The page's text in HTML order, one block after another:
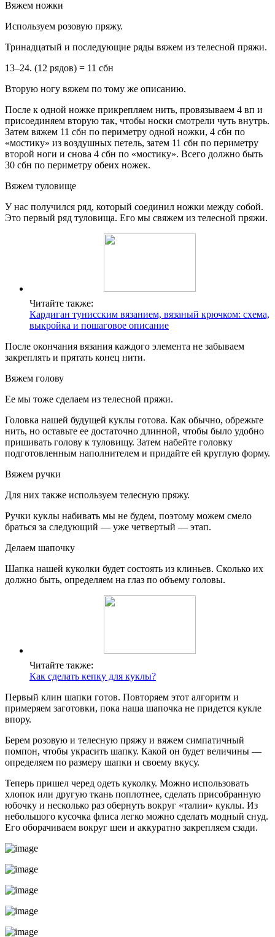
Вяжем ножки
Используем розовую пряжу.
Тринадцатый и последующие ряды вяжем из телесной пряжи.
13–24. (12 рядов) = 11 сбн
Вторую ногу вяжем по тому же описанию.
После к одной ножке прикрепляем нить, провязываем 4 вп и
присоединяем вторую так, чтобы носки смотрели чуть внутрь.
Затем вяжем 11 сбн по периметру одной ножки, 4 сбн по
«мостику» из воздушных петель, затем 11 сбн по периметру
второй ноги и снова 4 сбн по «мостику». Всего должно быть
30 сбн по периметру обеих ножек.
Вяжем туловище
У нас получился ряд, который соединил ножки между собой.
Это первый ряд туловища. Его мы свяжем из телесной пряжи.
Читайте также:
Кардиган тунисским вязанием, вязаный крючком: схема,
выкройка и пошаговое описание
После окончания вязания каждого элемента не забываем
закреплять и прятать конец нити.
Вяжем голову
Ее мы тоже сделаем из телесной пряжи.
Головка нашей будущей куклы готова. Как обычно, обрежьте
нить, но оставьте ее достаточно длинной, чтобы было удобно
пришивать голову к туловищу. Затем набейте головку
подготовленным наполнителем и придайте ей круглую форму.
Вяжем ручки
Для них также используем телесную пряжу.
Ручки куклы набивать мы не будем, поэтому можем смело
браться за следующий — уже четвертый — этап.
Делаем шапочку
Шапка нашей куколки будет состоять из клиньев. Сколько их
должно быть, определяем на глаз по объему головы.
Читайте также:
Как сделать кепку для куклы?
Первый клин шапки готов. Повторяем этот алгоритм и
примеряем заготовки, пока наша шапочка не придется кукле
впору.
Берем розовую и телесную пряжу и вяжем симпатичный
помпон, чтобы украсить шапку. Какой он будет величины —
определяем по размеру шапки и своему вкусу.
Теперь пришел черед одеть куколку. Можно использовать
хлопок или другую ткань поплотнее, сделать присобранную
юбочку и несколько раз обернуть вокруг «талии» куклы. Из
небольшого кусочка флиса легко можно сделать модный снуд.
Его оборачиваем вокруг шеи и аккуратно закрепляем сзади.